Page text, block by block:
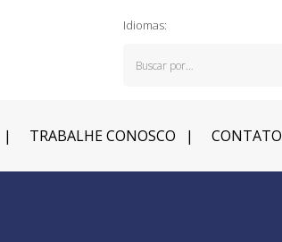
Idiomas:
TRABALHE CONOSCO CONTATO